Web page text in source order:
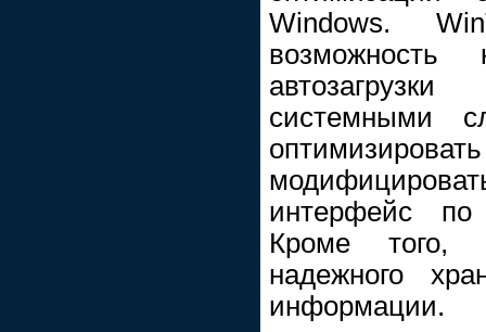
Windows.
возможность
системными
интерфейс по
Кроме того,
надежного
информации.